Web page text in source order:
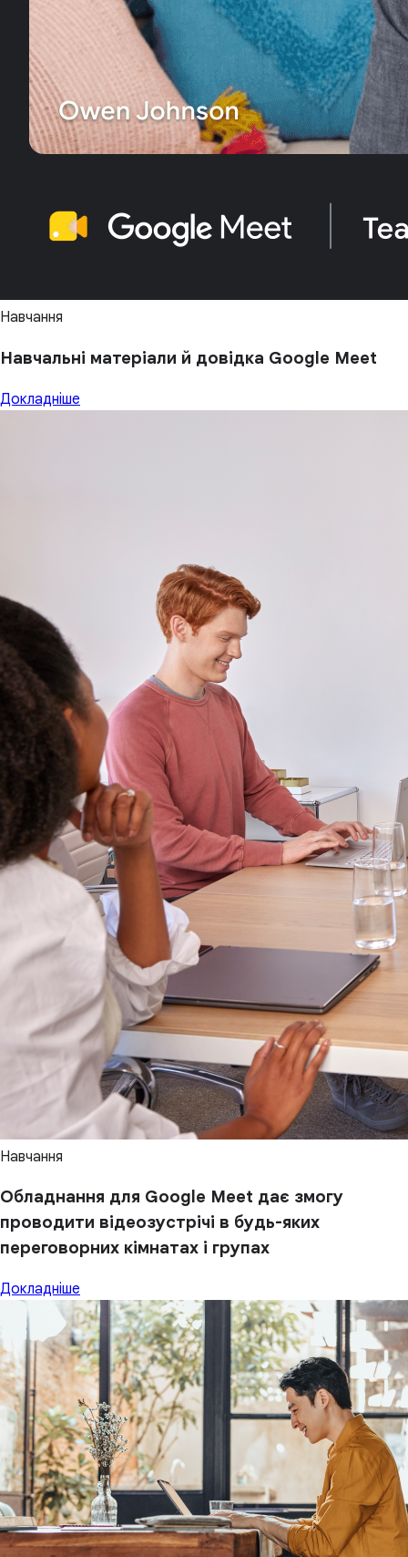
Навчання
Навчальні матеріали й довідка Google Meet
Докладніше
Навчання
Обладнання для Google Meet дає змогу
проводити відеозустрічі в будь-яких
переговорних кімнатах і групах
Докладніше